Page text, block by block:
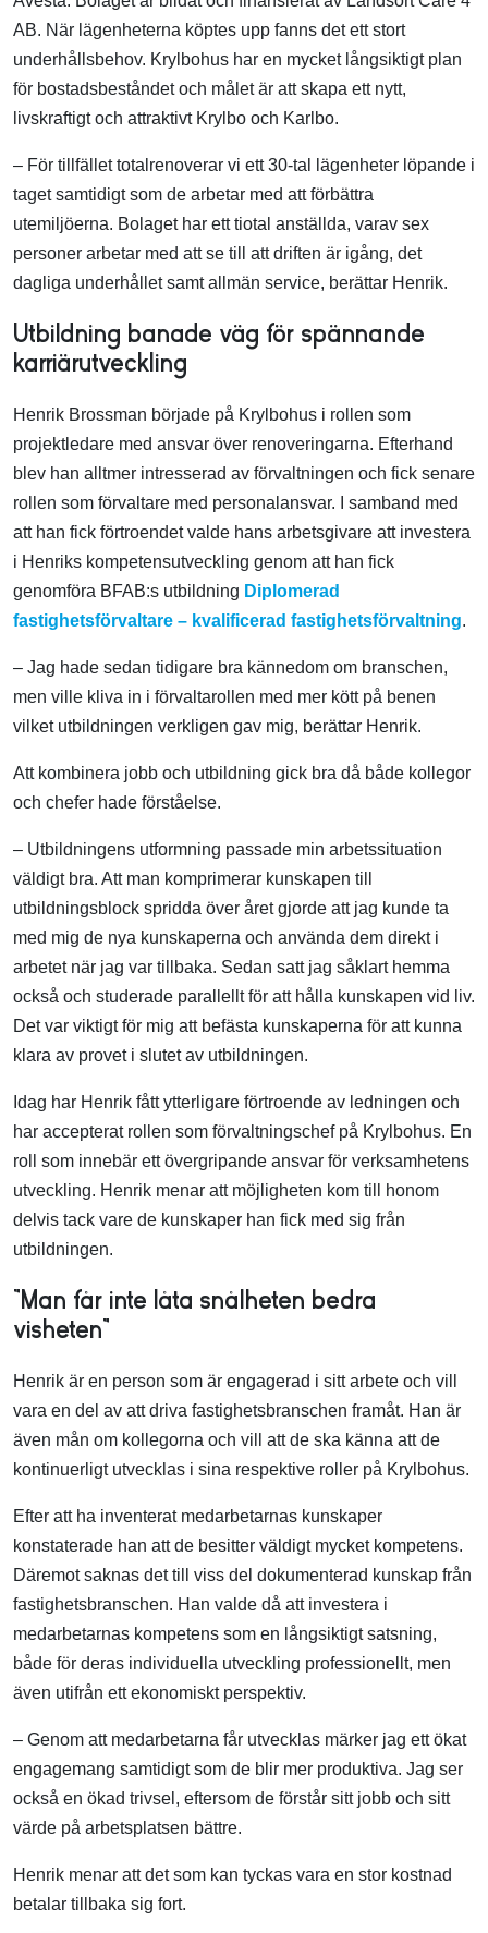
AB. När lägenheterna köptes upp fanns det ett stort
underhållsbehov. Krylbohus har en mycket långsiktigt plan
för bostadsbeståndet och målet är att skapa ett nytt,
livskraftigt och attraktivt Krylbo och Karlbo.
– För tillfället totalrenoverar vi ett 30-tal lägenheter löpande i
taget samtidigt som de arbetar med att förbättra
utemiljöerna. Bolaget har ett tiotal anställda, varav sex
personer arbetar med att se till att driften är igång, det
dagliga underhållet samt allmän service, berättar Henrik.
Utbildning banade väg för spännande
karriärutveckling
Henrik Brossman började på Krylbohus i rollen som
projektledare med ansvar över renoveringarna. Efterhand
blev han alltmer intresserad av förvaltningen och fick senare
rollen som förvaltare med personalansvar. I samband med
att han fick förtroendet valde hans arbetsgivare att investera
i Henriks kompetensutveckling genom att han fick
genomföra BFAB:s utbildning Diplomerad
fastighetsförvaltare – kvalificerad fastighetsförvaltning.
– Jag hade sedan tidigare bra kännedom om branschen,
men ville kliva in i förvaltarollen med mer kött på benen
vilket utbildningen verkligen gav mig, berättar Henrik.
Att kombinera jobb och utbildning gick bra då både kollegor
och chefer hade förståelse.
– Utbildningens utformning passade min arbetssituation
väldigt bra. Att man komprimerar kunskapen till
utbildningsblock spridda över året gjorde att jag kunde ta
med mig de nya kunskaperna och använda dem direkt i
arbetet när jag var tillbaka. Sedan satt jag såklart hemma
också och studerade parallellt för att hålla kunskapen vid liv.
Det var viktigt för mig att befästa kunskaperna för att kunna
klara av provet i slutet av utbildningen.
Idag har Henrik fått ytterligare förtroende av ledningen och
har accepterat rollen som förvaltningschef på Krylbohus. En
roll som innebär ett övergripande ansvar för verksamhetens
utveckling. Henrik menar att möjligheten kom till honom
delvis tack vare de kunskaper han fick med sig från
utbildningen.
”Man får inte låta snålheten bedra
visheten”
Henrik är en person som är engagerad i sitt arbete och vill
vara en del av att driva fastighetsbranschen framåt. Han är
även mån om kollegorna och vill att de ska känna att de
kontinuerligt utvecklas i sina respektive roller på Krylbohus.
Efter att ha inventerat medarbetarnas kunskaper
konstaterade han att de besitter väldigt mycket kompetens.
Däremot saknas det till viss del dokumenterad kunskap från
fastighetsbranschen. Han valde då att investera i
medarbetarnas kompetens som en långsiktigt satsning,
både för deras individuella utveckling professionellt, men
även utifrån ett ekonomiskt perspektiv.
– Genom att medarbetarna får utvecklas märker jag ett ökat
engagemang samtidigt som de blir mer produktiva. Jag ser
också en ökad trivsel, eftersom de förstår sitt jobb och sitt
värde på arbetsplatsen bättre.
Henrik menar att det som kan tyckas vara en stor kostnad
betalar tillbaka sig fort.